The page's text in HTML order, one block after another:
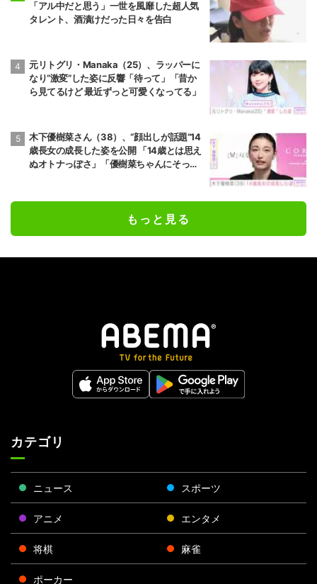
「アル中だと思う」一世を風靡した超人気
タレント、酒漬けだった日々を告白
元リトグリ・Manaka（25）、ラッパーに
なり“激変”した姿に反響「待って」「昔か
ら見てるけど 最近ずっと可愛くなってる」
木下優樹菜さん（38）、“顔出しが話題”14
歳長女の成長した姿を公開 「14歳とは思え
ぬオトナっぽさ」「優樹菜ちゃんにそっく
もっと見る
カテゴリ
ニュース スポーツ
アニメ エンタメ
将棋 麻雀
ポーカー